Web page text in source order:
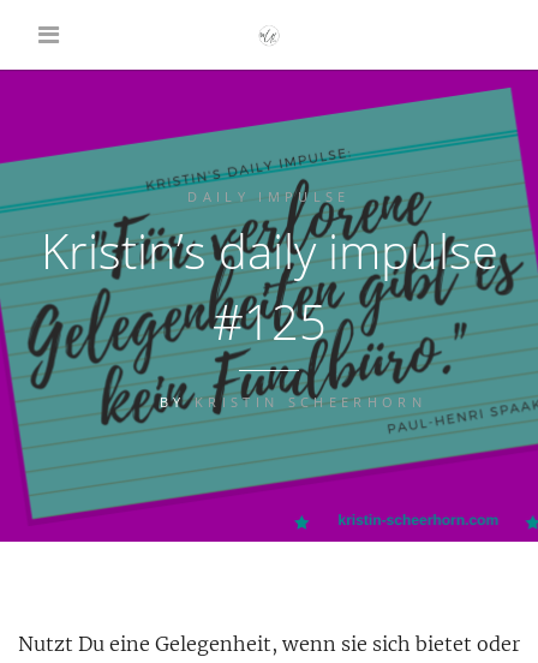
DAILY IMPULSE
Kristin’s daily impulse
#125
BYKRISTIN SCHEERHORN
Nutzt Du eine Gelegenheit, wenn sie sich bietet oder